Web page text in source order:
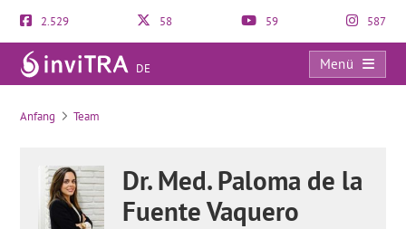
2.529 58 59 587
DE
Menü
Wie erfolgreich ist die künstliche Befruchtung?
Anfang Team
Dr. Med. Paloma de la
Fuente Vaquero